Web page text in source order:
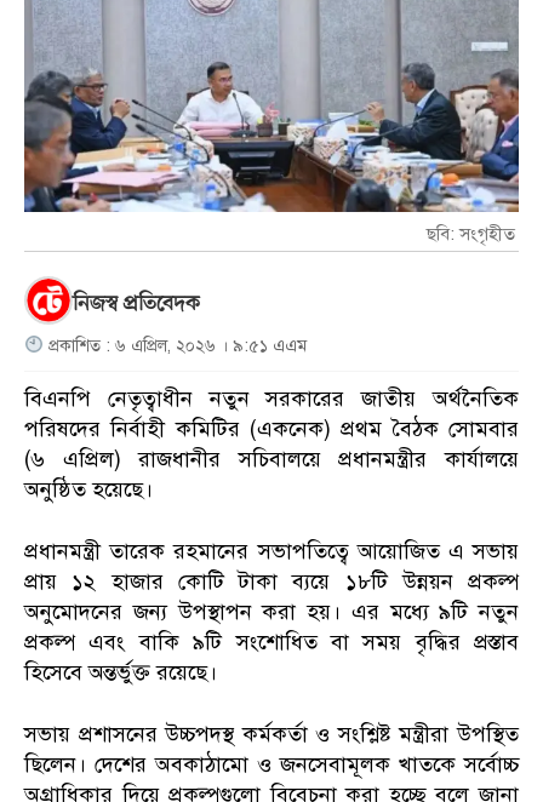
ছবি: সংগৃহীত
নিজস্ব প্রতিবেদক
প্রকাশিত : ৬ এপ্রিল, ২০২৬ । ৯:৫১ এএম
বিএনপি নেতৃত্বাধীন নতুন সরকারের জাতীয় অর্থনৈতিক
পরিষদের নির্বাহী কমিটির (একনেক) প্রথম বৈঠক সোমবার
(৬ এপ্রিল) রাজধানীর সচিবালয়ে প্রধানমন্ত্রীর কার্যালয়ে
অনুষ্ঠিত হয়েছে।
প্রধানমন্ত্রী তারেক রহমানের সভাপতিত্বে আয়োজিত এ সভায়
প্রায় ১২ হাজার কোটি টাকা ব্যয়ে ১৮টি উন্নয়ন প্রকল্প
অনুমোদনের জন্য উপস্থাপন করা হয়। এর মধ্যে ৯টি নতুন
প্রকল্প এবং বাকি ৯টি সংশোধিত বা সময় বৃদ্ধির প্রস্তাব
হিসেবে অন্তর্ভুক্ত রয়েছে।
সভায় প্রশাসনের উচ্চপদস্থ কর্মকর্তা ও সংশ্লিষ্ট মন্ত্রীরা উপস্থিত
ছিলেন। দেশের অবকাঠামো ও জনসেবামূলক খাতকে সর্বোচ্চ
অগ্রাধিকার দিয়ে প্রকল্পগুলো বিবেচনা করা হচ্ছে বলে জানা